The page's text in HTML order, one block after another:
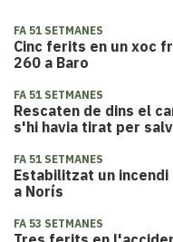
FA 51 SETMANES
Cinc ferits en un xoc
260 a Baro
FA 51 SETMANES
Rescaten de dins el
s'hi havia tirat per
FA 51 SETMANES
Estabilitzat un
a Norís
FA 53 SETMANES